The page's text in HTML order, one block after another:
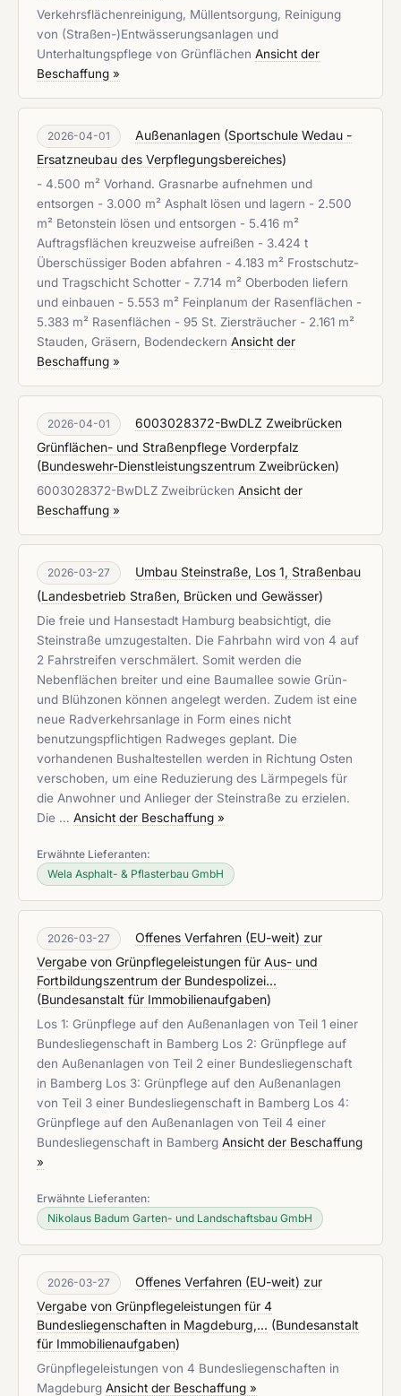
Verkehrsflächenreinigung, Müllentsorgung, Reinigung
von (Straßen-)Entwässerungsanlagen und
Unterhaltungspflege von Grünflächen Ansicht der
Beschaffung »
2026-04-01 Außenanlagen (Sportschule Wedau -
Ersatzneubau des Verpflegungsbereiches)
- 4.500 m² Vorhand. Grasnarbe aufnehmen und
entsorgen - 3.000 m² Asphalt lösen und lagern - 2.500
m² Betonstein lösen und entsorgen - 5.416 m²
Auftragsflächen kreuzweise aufreißen - 3.424 t
Überschüssiger Boden abfahren - 4.183 m² Frostschutz-
und Tragschicht Schotter - 7.714 m² Oberboden liefern
und einbauen - 5.553 m² Feinplanum der Rasenflächen -
5.383 m² Rasenflächen - 95 St. Ziersträucher - 2.161 m²
Stauden, Gräsern, Bodendeckern Ansicht der
Beschaffung »
2026-04-01
6003028372-BwDLZ Zweibrücken
Grünflächen- und Straßenpflege Vorderpfalz
(Bundeswehr-Dienstleistungszentrum Zweibrücken)
6003028372-BwDLZ Zweibrücken Ansicht der
Beschaffung »
2026-03-27
Umbau Steinstraße, Los 1, Straßenbau
(Landesbetrieb Straßen, Brücken und Gewässer)
Die freie und Hansestadt Hamburg beabsichtigt, die
Steinstraße umzugestalten. Die Fahrbahn wird von 4 auf
2 Fahrstreifen verschmälert. Somit werden die
Nebenflächen breiter und eine Baumallee sowie Grün-
und Blühzonen können angelegt werden. Zudem ist eine
neue Radverkehrsanlage in Form eines nicht
benutzungspflichtigen Radweges geplant. Die
vorhandenen Bushaltestellen werden in Richtung Osten
verschoben, um eine Reduzierung des Lärmpegels für
die Anwohner und Anlieger der Steinstraße zu erzielen.
Die … Ansicht der Beschaffung »
Erwähnte Lieferanten:
Wela Asphalt- & Pflasterbau GmbH
2026-03-27
Offenes Verfahren (EU-weit) zur
Vergabe von Grünpflegeleistungen für Aus- und
Fortbildungszentrum der Bundespolizei...
(Bundesanstalt für Immobilienaufgaben)
Los 1: Grünpflege auf den Außenanlagen von Teil 1 einer
Bundesliegenschaft in Bamberg Los 2: Grünpflege auf
den Außenanlagen von Teil 2 einer Bundesliegenschaft
in Bamberg Los 3: Grünpflege auf den Außenanlagen
von Teil 3 einer Bundesliegenschaft in Bamberg Los 4:
Grünpflege auf den Außenanlagen von Teil 4 einer
Bundesliegenschaft in Bamberg Ansicht der Beschaffung
»
Erwähnte Lieferanten:
Nikolaus Badum Garten- und Landschaftsbau GmbH
2026-03-27
Offenes Verfahren (EU-weit) zur
Vergabe von Grünpflegeleistungen für 4
Bundesliegenschaften in Magdeburg,... (Bundesanstalt
für Immobilienaufgaben)
Grünpflegeleistungen von 4 Bundesliegenschaften in
Magdeburg Ansicht der Beschaffung »